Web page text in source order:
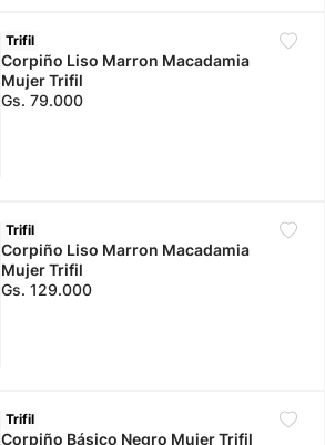
Trifil
Corpiño Liso Marron Macadamia
Mujer Trifil
Gs. 79.000
Trifil
Corpiño Liso Marron Macadamia
Mujer Trifil
Gs. 129.000
Trifil
Corpiño Básico Negro Mujer Trifil